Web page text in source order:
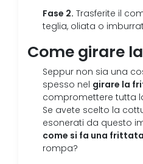
Fase 2. Trasferite il
teglia, oliata o
Come girare
Seppur non sia una
spesso nel girare la
compromettere tutta
Se avete scelto la
esonerati da questo
come si fa una frittata
rompa?